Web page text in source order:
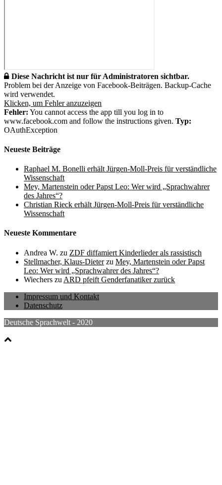
Diese Nachricht ist nur für Administratoren sichtbar.
Problem bei der Anzeige von Facebook-Beiträgen. Backup-Cache
wird verwendet.
Klicken, um Fehler anzuzeigen
Fehler: You cannot access the app till you log in to
www.facebook.com and follow the instructions given. Typ:
OAuthException
Neueste Beiträge
Raphael M. Bonelli erhält Jürgen-Moll-Preis für verständliche
Wissenschaft
Mey, Martenstein oder Papst Leo: Wer wird „Sprachwahrer
des Jahres“?
Christian Rieck erhält Jürgen-Moll-Preis für verständliche
Wissenschaft
Neueste Kommentare
Andrea W. zu ZDF diffamiert Kinderlieder als rassistisch
Stellmacher, Klaus-Dieterzu Mey, Martenstein oder Papst
Leo: Wer wird „Sprachwahrer des Jahres“?
Wiechers zu ARD pfeift Genderfanatiker zurück
Impressum und Kontakt
Datenschutz
Deutsche Sprachwelt - 2020